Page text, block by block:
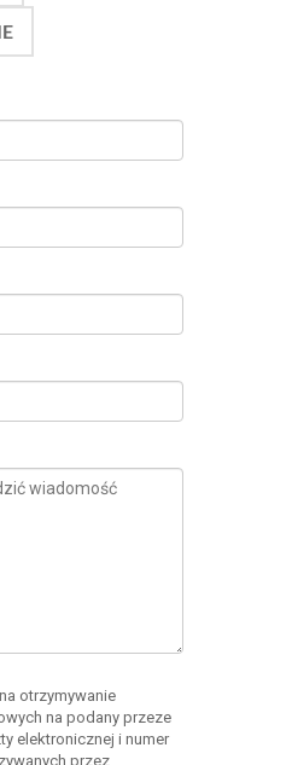
otrzymywanie
na podany przeze
elektronicznej i numer
przez